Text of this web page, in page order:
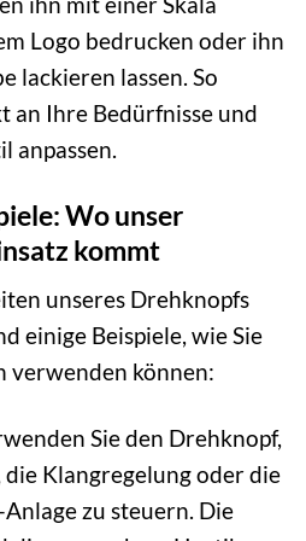
Logo bedrucken oder ihn
lackieren lassen. So
an Ihre Bedürfnisse und
anpassen.
Wo unser
kommt
unseres Drehknopfs
einige Beispiele, wie Sie
verwenden können:
Sie den Drehknopf,
Klangregelung oder die
zu steuern. Die